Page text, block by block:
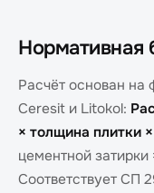
Нормативная
Расчёт основан на
Ceresit и Litokol:
× толщина плитки
цементной затирки
Соответствует СП